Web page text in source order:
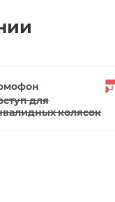
для
колясок